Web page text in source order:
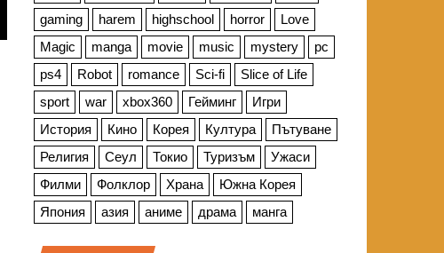
gaming
harem highschool horror
Love
Magic
manga movie music mystery
pc
ps4
Robot romance Sci-fi
Slice of Life
sport
war xbox360 Гейминг
Игри
История
Кино Корея Култура
Пътуване
Религия
Сеул Токио Туризъм
Ужаси
Филми
Фолклор Храна
Южна Корея
Япония
азия аниме драма манга